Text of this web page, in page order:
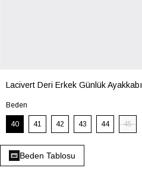
Lacivert Deri Erkek Günlük Ayakkabı
Beden
40 41 42 43 44 45
Beden Tablosu